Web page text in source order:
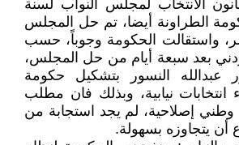
الانتخاب لمجلس النواب لسنة
الطراونة أيضا، تم حل المجلس
واستقالت الحكومة وجوباً، حسب
بعد سبعة أيام من حل المجلس،
عبدالله النسور بتشكيل حكومة
انتخابات نيابية، وبذلك فان مطلب
إصلاحية، لم يجد استجابة من
أن يتجاوزه بسهولة.